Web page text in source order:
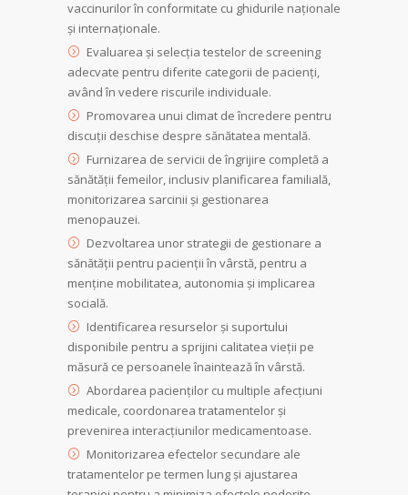
vaccinurilor în conformitate cu ghidurile naționale
și internaționale.
Evaluarea și selecția testelor de screening
adecvate pentru diferite categorii de pacienți,
având în vedere riscurile individuale.
Promovarea unui climat de încredere pentru
discuții deschise despre sănătatea mentală.
Furnizarea de servicii de îngrijire completă a
sănătății femeilor, inclusiv planificarea familială,
monitorizarea sarcinii și gestionarea
menopauzei.
Dezvoltarea unor strategii de gestionare a
sănătății pentru pacienții în vârstă, pentru a
menține mobilitatea, autonomia și implicarea
socială.
Identificarea resurselor și suportului
disponibile pentru a sprijini calitatea vieții pe
măsură ce persoanele înaintează în vârstă.
Abordarea pacienților cu multiple afecțiuni
medicale, coordonarea tratamentelor și
prevenirea interacțiunilor medicamentoase.
Monitorizarea efectelor secundare ale
tratamentelor pe termen lung și ajustarea